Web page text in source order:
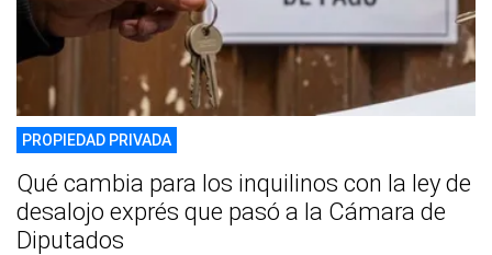
PROPIEDAD PRIVADA
Qué cambia para los inquilinos con la ley de
desalojo exprés que pasó a la Cámara de
Diputados